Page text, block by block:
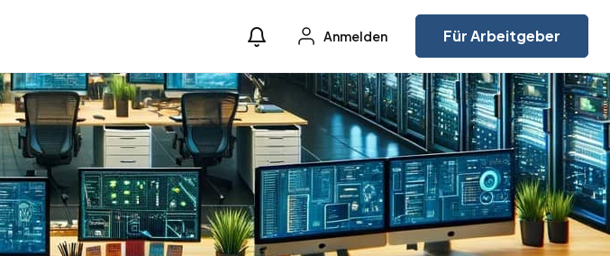
Anmelden Für Arbeitgeber